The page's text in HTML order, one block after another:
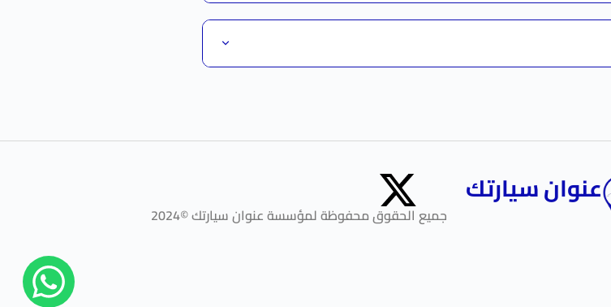
عنوان سيارتك
جميع الحقوق محفوظة لمؤسسة عنوان سيارتك ©2024